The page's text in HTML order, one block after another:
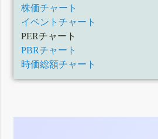
株価チャート
イベントチャート
PERチャート
PBRチャート
時価総額チャート